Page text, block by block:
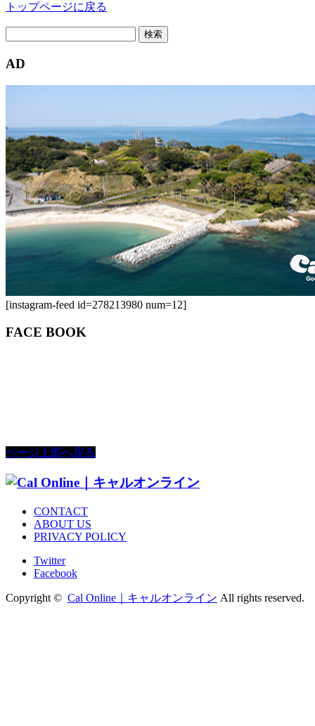
トップページに戻る
AD
[instagram-feed id=278213980 num=12]
FACE BOOK
ページ上部へ戻る
CONTACT
ABOUT US
PRIVACY POLICY
Twitter
Facebook
Copyright © Cal Online｜キャルオンライン All rights reserved.